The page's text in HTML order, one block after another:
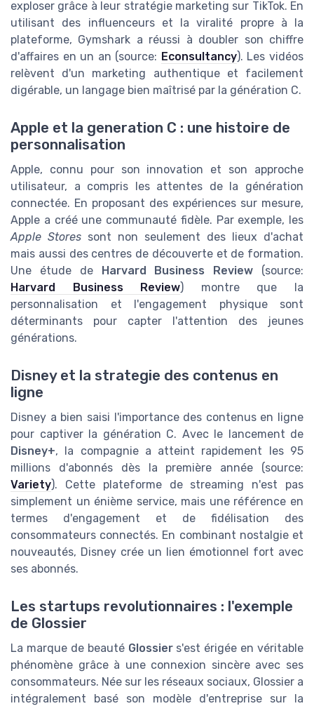
exploser grâce à leur stratégie marketing sur TikTok. En
utilisant des influenceurs et la viralité propre à la
plateforme, Gymshark a réussi à doubler son chiffre
d'affaires en un an (source: Econsultancy). Les vidéos
relèvent d'un marketing authentique et facilement
digérable, un langage bien maîtrisé par la génération C.
Apple et la generation C : une histoire de
personnalisation
Apple, connu pour son innovation et son approche
utilisateur, a compris les attentes de la génération
connectée. En proposant des expériences sur mesure,
Apple a créé une communauté fidèle. Par exemple, les
Apple Stores sont non seulement des lieux d'achat
mais aussi des centres de découverte et de formation.
Une étude de Harvard Business Review (source:
Harvard Business Review) montre que la
personnalisation et l'engagement physique sont
déterminants pour capter l'attention des jeunes
générations.
Disney et la strategie des contenus en
ligne
Disney a bien saisi l'importance des contenus en ligne
pour captiver la génération C. Avec le lancement de
Disney+, la compagnie a atteint rapidement les 95
millions d'abonnés dès la première année (source:
Variety). Cette plateforme de streaming n'est pas
simplement un énième service, mais une référence en
termes d'engagement et de fidélisation des
consommateurs connectés. En combinant nostalgie et
nouveautés, Disney crée un lien émotionnel fort avec
ses abonnés.
Les startups revolutionnaires : l'exemple
de Glossier
La marque de beauté Glossiers'est érigée en véritable
phénomène grâce à une connexion sincère avec ses
consommateurs. Née sur les réseaux sociaux, Glossier a
intégralement basé son modèle d'entreprise sur la